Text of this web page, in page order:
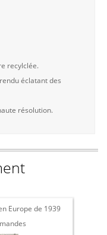
recylclée.
éclatant des
résolution.
Europe de 1939